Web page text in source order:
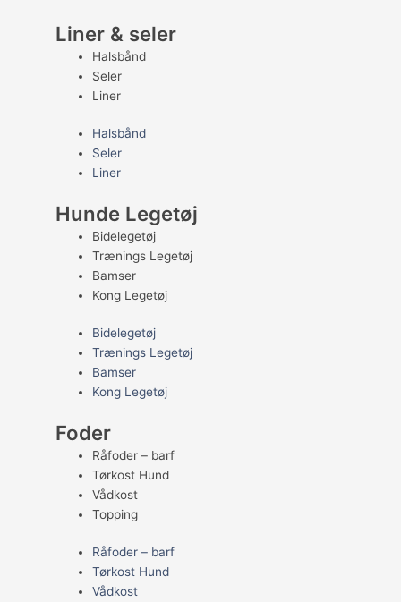
Liner & seler
Halsbånd
Seler
Liner
Halsbånd
Seler
Liner
Hunde Legetøj
Bidelegetøj
Trænings Legetøj
Bamser
Kong Legetøj
Bidelegetøj
Trænings Legetøj
Bamser
Kong Legetøj
Foder
Råfoder – barf
Tørkost Hund
Vådkost
Topping
Råfoder – barf
Tørkost Hund
Vådkost